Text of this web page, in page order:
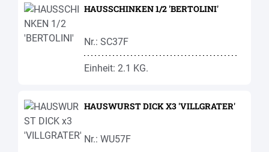
HAUSSCHINKEN 1/2 'BERTOLINI'
Nr.: SC37F
Einheit: 2.1 KG.
HAUSWURST DICK X3 'VILLGRATER'
Nr.: WU57F